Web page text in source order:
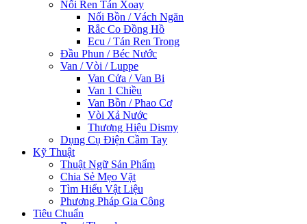
Nối Ren Tán Xoay
Nối Bồn / Vách Ngăn
Rắc Co Đồng Hồ
Ecu / Tán Ren Trong
Đầu Phun / Béc Nước
Van / Vòi / Luppe
Van Cửa / Van Bi
Van 1 Chiều
Van Bồn / Phao Cơ
Vòi Xả Nước
Thương Hiệu Dismy
Dụng Cụ Điện Cầm Tay
Kỹ Thuật
Thuật Ngữ Sản Phẩm
Chia Sẻ Mẹo Vặt
Tìm Hiểu Vật Liệu
Phương Pháp Gia Công
Tiêu Chuẩn